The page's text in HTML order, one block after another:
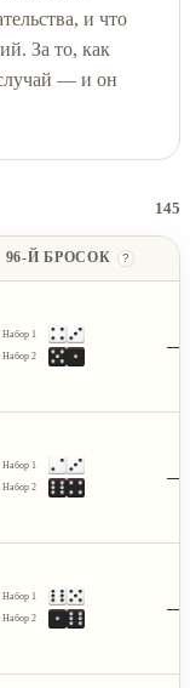
и что
За то, как
— и он
145
96-Й БРОСОК ?
Набор 1
Набор 2
—
Набор 1
Набор 2
—
Набор 1
Набор 2
—